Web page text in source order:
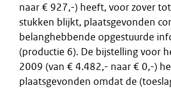
naar € 927,-) heeft, voor zover
stukken blijkt, plaatsgevonden
belanghebbende opgestuurde
(productie 6). De bijstelling voor
2009 (van € 4.482,- naar € 0,-)
plaatsgevonden omdat de